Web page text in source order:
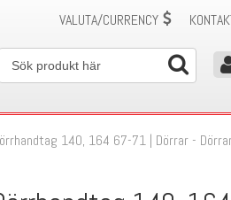
VALUTA/CURRENCY
140, 164 67-71 | Dörrar -